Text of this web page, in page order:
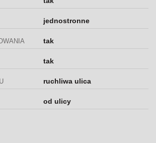
jednostronne
tak
tak
ruchliwa ulica
od ulicy